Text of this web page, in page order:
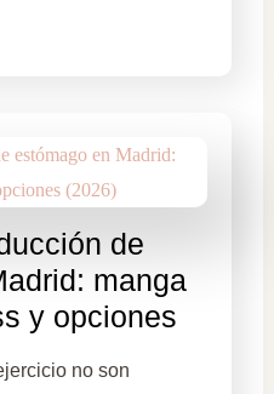
de
manga
y opciones
no son